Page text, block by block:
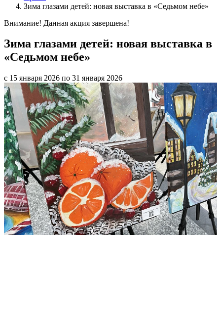
Зима глазами детей: новая выставка в «Седьмом небе»
Внимание! Данная акция завершена!
Зима глазами детей: новая выставка в
«Седьмом небе»
с 15 января 2026 по 31 января 2026